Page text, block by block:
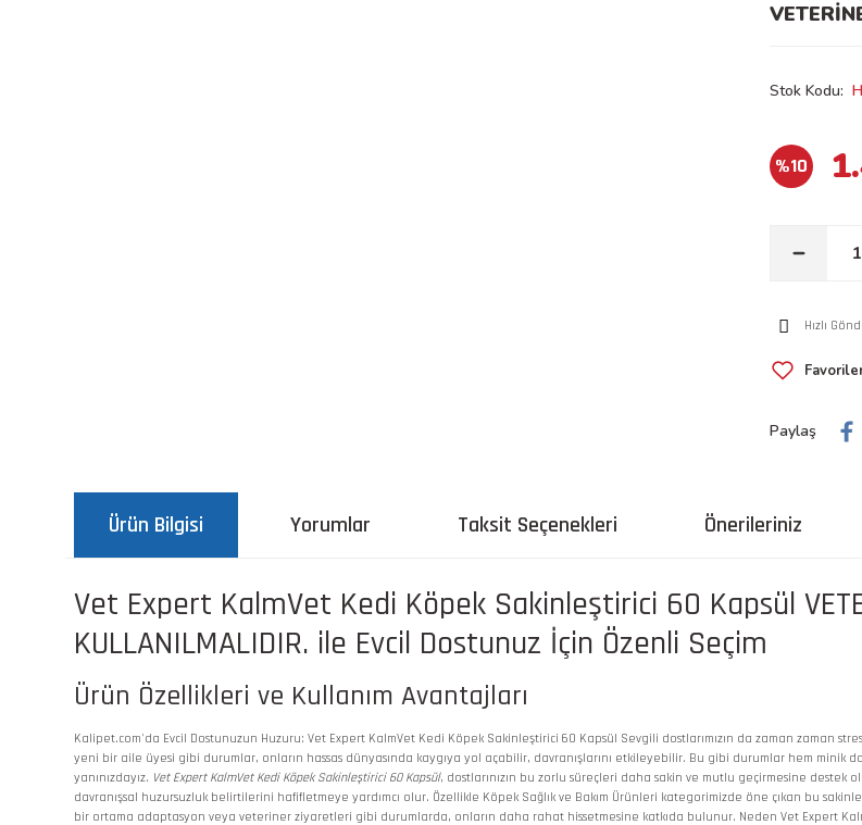
Stok Kodu
%10
Hızlı
Paylaş
Ürün Bilgisi Yorumlar Taksit Seçenekleri Önerileriniz
Vet Expert KalmVet Kedi Köpek Sakinleştirici 60 Kapsül
KULLANILMALIDIR. ile Evcil Dostunuz İçin Özenli Seçim
Ürün Özellikleri ve Kullanım Avantajları
Kalipet.com'da Evcil Dostunuzun Huzuru: Vet Expert KalmVet Kedi Köpek Sakinleştirici 60 Kapsül Sevgili dostlarımızın da zaman zaman
yeni bir aile üyesi gibi durumlar, onların hassas dünyasında kaygıya yol açabilir, davranışlarını etkileyebilir. Bu gibi durumlar hem minik
yanınızdayız. Vet Expert KalmVet Kedi Köpek Sakinleştirici 60 Kapsül, dostlarınızın bu zorlu süreçleri daha sakin ve mutlu geçirmesine
davranışsal huzursuzluk belirtilerini hafifletmeye yardımcı olur. Özellikle Köpek Sağlık ve Bakım Ürünleri kategorimizde öne çıkan bu
bir ortama adaptasyon veya veteriner ziyaretleri gibi durumlarda, onların daha rahat hissetmesine katkıda bulunur. Neden Vet Expert